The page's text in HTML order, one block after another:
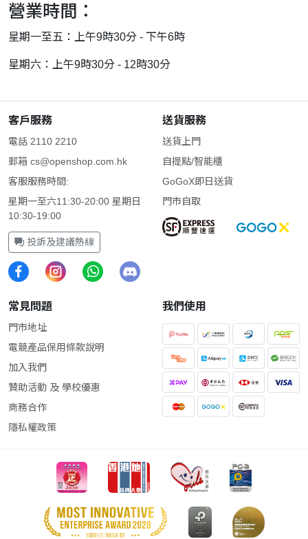
營業時間：
星期一至五：上午9時30分 - 下午6時
星期六：上午9時30分 - 12時30分
客戶服務
電話 2110 2210
郵箱 cs@openshop.com.hk
客服服務時間:
星期一至六11:30-20:00 星期日
10:30-19:00
投訴及建議熱線
送貨服務
送貨上門
自提點/智能櫃
GoGoX即日送貨
門市自取
常見問題
門市地址
電競產品保用條款說明
加入我們
贊助活動 及 學校優惠
商務合作
隱私權政策
我們使用